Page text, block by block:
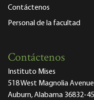
Contáctenos
Personal de la facultad
Contáctenos
Instituto Mises
518 West Magnolia Avenue
Auburn, Alabama 36832-